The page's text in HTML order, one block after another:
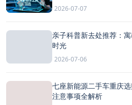
2026-07-07
亲子科普新去处推荐：
时光
2026-07-06
七座新能源二手车重庆
注意事项全解析